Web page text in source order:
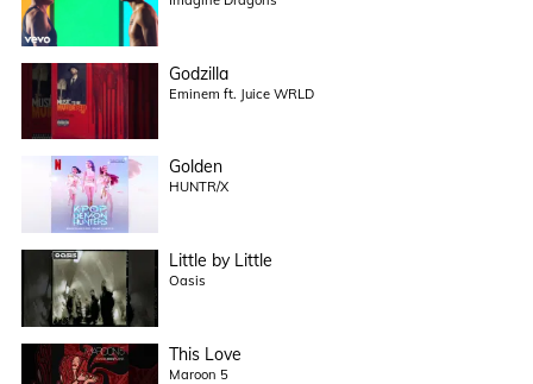
Godzilla
Eminem ft. Juice WRLD
Golden
HUNTR/X
Little by Little
Oasis
This Love
Maroon 5